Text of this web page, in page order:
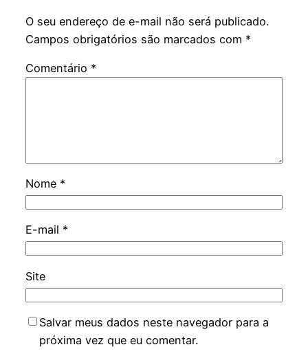
O seu endereço de e-mail não será publicado.
Campos obrigatórios são marcados com *
Comentário *
Nome *
E-mail *
Site
Salvar meus dados neste navegador para a
próxima vez que eu comentar.